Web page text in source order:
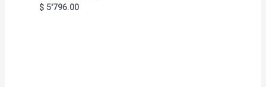
$ 5'796.00